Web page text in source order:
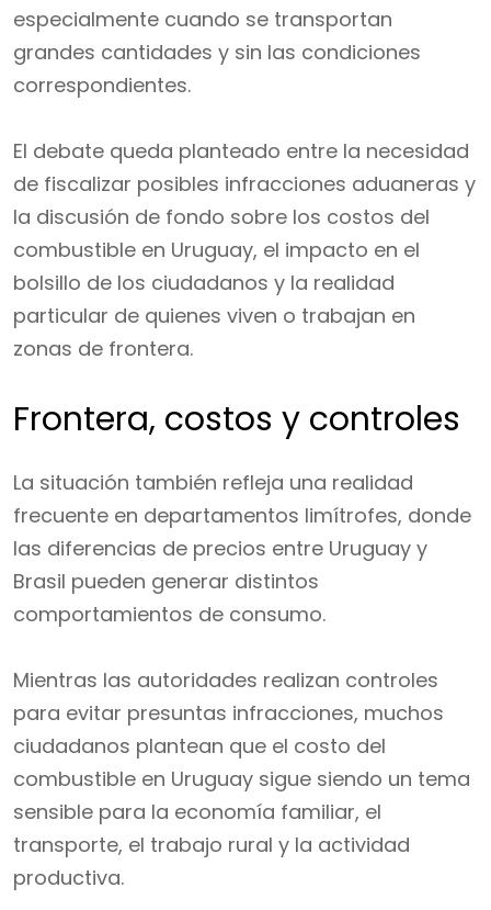
especialmente cuando se transportan
grandes cantidades y sin las condiciones
correspondientes.
El debate queda planteado entre la necesidad
de fiscalizar posibles infracciones aduaneras y
la discusión de fondo sobre los costos del
combustible en Uruguay, el impacto en el
bolsillo de los ciudadanos y la realidad
particular de quienes viven o trabajan en
zonas de frontera.
Frontera, costos y controles
La situación también refleja una realidad
frecuente en departamentos limítrofes, donde
las diferencias de precios entre Uruguay y
Brasil pueden generar distintos
comportamientos de consumo.
Mientras las autoridades realizan controles
para evitar presuntas infracciones, muchos
ciudadanos plantean que el costo del
combustible en Uruguay sigue siendo un tema
sensible para la economía familiar, el
transporte, el trabajo rural y la actividad
productiva.